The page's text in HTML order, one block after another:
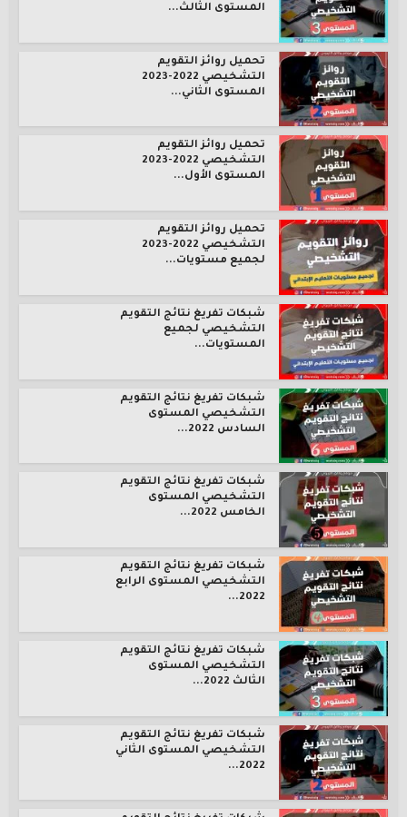
المستوى الثالث...
تحميل روائز التقويم
التشخيصي 2022-2023
المستوى الثاني...
تحميل روائز التقويم
التشخيصي 2022-2023
المستوى الأول...
تحميل روائز التقويم
التشخيصي 2022-2023
لجميع مستويات...
شبكات تفريغ نتائج التقويم
التشخيصي لجميع
المستويات...
شبكات تفريغ نتائج التقويم
التشخيصي المستوى
السادس 2022...
شبكات تفريغ نتائج التقويم
التشخيصي المستوى
الخامس 2022...
شبكات تفريغ نتائج التقويم
التشخيصي المستوى الرابع
2022...
شبكات تفريغ نتائج التقويم
التشخيصي المستوى
الثالث 2022...
شبكات تفريغ نتائج التقويم
التشخيصي المستوى الثاني
2022...